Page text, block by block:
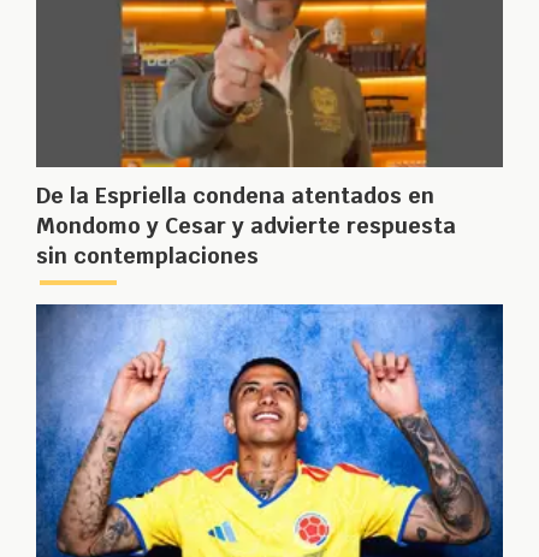
De la Espriella condena atentados en
Mondomo y Cesar y advierte respuesta
sin contemplaciones